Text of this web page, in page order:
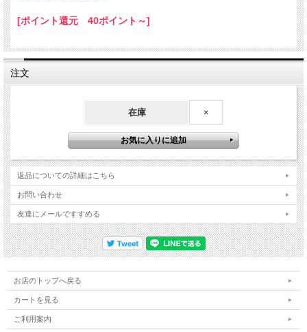
[ポイント還元 40ポイント～]
注文
在庫 ×
返品についての詳細はこちら
お問い合わせ
友達にメールですすめる
お店のトップへ戻る
カートを見る
ご利用案内